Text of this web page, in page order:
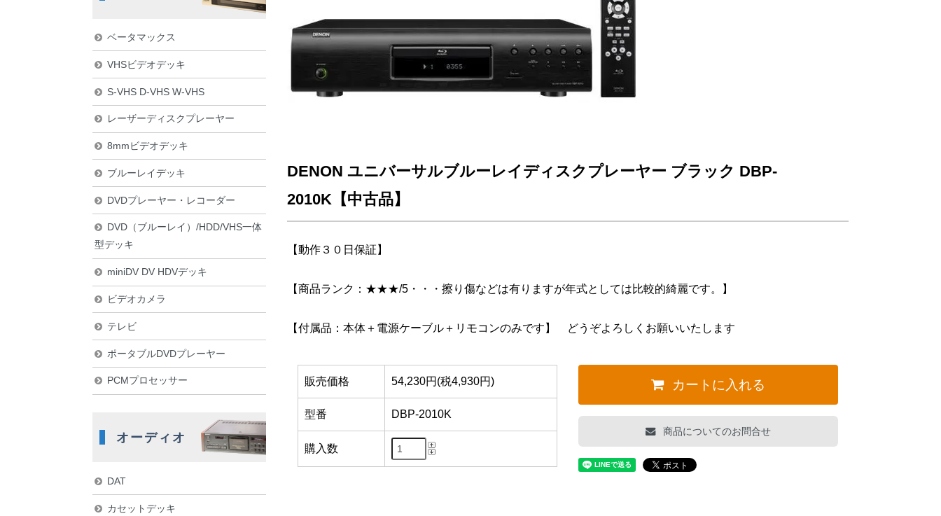
DENON ユニバーサルブルーレイディスクプレーヤー ブラック DBP-
2010K【中古品】
【動作３０日保証】
【商品ランク：★★★/5・・・擦り傷などは有りますが年式としては比較的綺麗です。】
【付属品：本体＋電源ケーブル＋リモコンのみです】 どうぞよろしくお願いいたします
販売価格 54,230円(税4,930円)
型番 DBP-2010K
購入数
カートに入れる
商品についてのお問合せ
ベータマックス
VHSビデオデッキ
S-VHS D-VHS W-VHS
レーザーディスクプレーヤー
8mmビデオデッキ
ブルーレイデッキ
DVDプレーヤー・レコーダー
DVD（ブルーレイ）/HDD/VHS一体
型デッキ
miniDV DV HDVデッキ
ビデオカメラ
テレビ
ポータブルDVDプレーヤー
PCMプロセッサー
オーディオ
DAT
カセットデッキ